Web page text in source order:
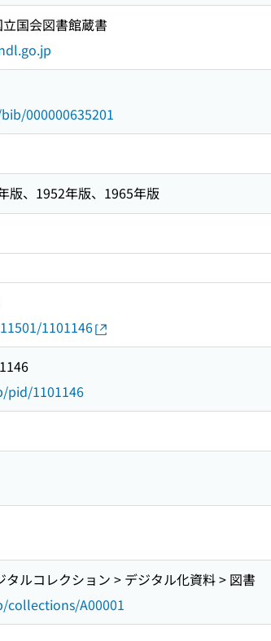
国会図書館蔵書
000000635201
版、1952年版、1965年版
1101146
pid/1101146
タルコレクション > デジタル化資料 > 図書
A00001